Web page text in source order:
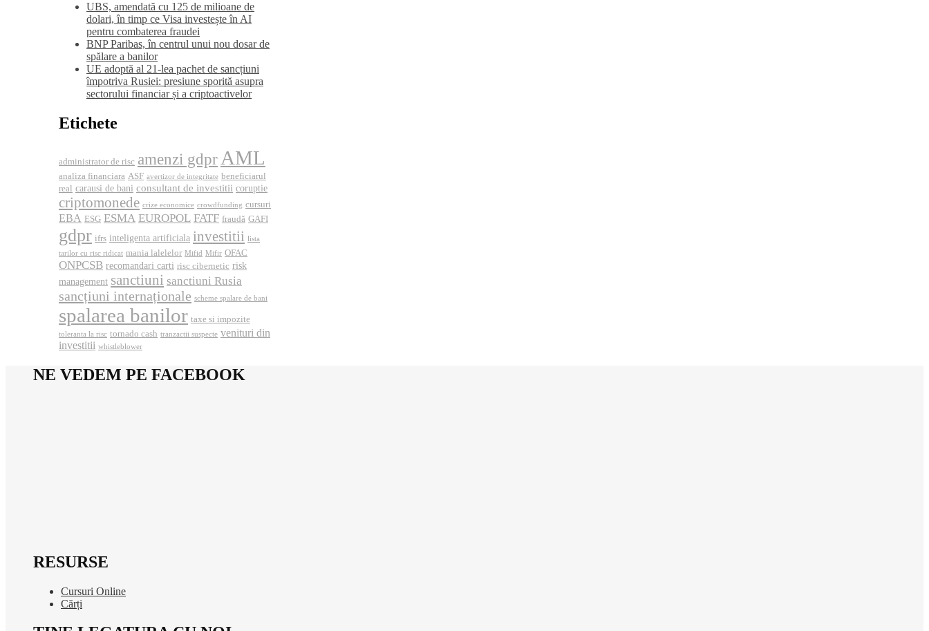
UBS, amendată cu 125 de milioane de
dolari, în timp ce Visa investește în AI
pentru combaterea fraudei
BNP Paribas, în centrul unui nou dosar de
spălare a banilor
UE adoptă al 21-lea pachet de sancțiuni
împotriva Rusiei: presiune sporită asupra
sectorului financiar și a criptoactivelor
Etichete
administrator de risc amenzi gdpr AML
analiza financiara ASF avertizor de integritate beneficiarul
real carausi de bani consultant de investitii coruptie
criptomonede crize economice crowdfunding cursuri
EBA ESG ESMA EUROPOL FATF fraudă GAFI
gdpr ifrs inteligenta artificiala investitii lista
tarilor cu risc ridicat mania lalelelor Mifid Mifir OFAC
ONPCSB recomandari carti risc cibernetic risk
management sanctiuni sanctiuni Rusia
sancțiuni internaționale scheme spalare de bani
spalarea banilor taxe si impozite
toleranta la risc tornado cash tranzactii suspecte venituri din
investitii whistleblower
NE VEDEM PE FACEBOOK
RESURSE
Cursuri Online
Cărți